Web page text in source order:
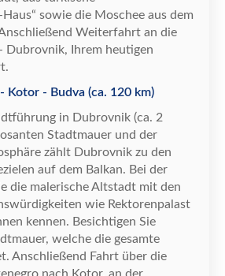
Haus“ sowie die Moschee aus dem
ßend Weiterfahrt an die
- Dubrovnik, Ihrem heutigen
Kotor - Budva (ca. 120 km)
ührung in Dubrovnik (ca. 2
Stadtmauer und der
äre zählt Dubrovnik zu den
auf dem Balkan. Bei der
die malerische Altstadt mit den
ürdigkeiten wie Rektorenpalast
kennen. Besichtigen Sie
welche die gesamte
Anschließend Fahrt über die